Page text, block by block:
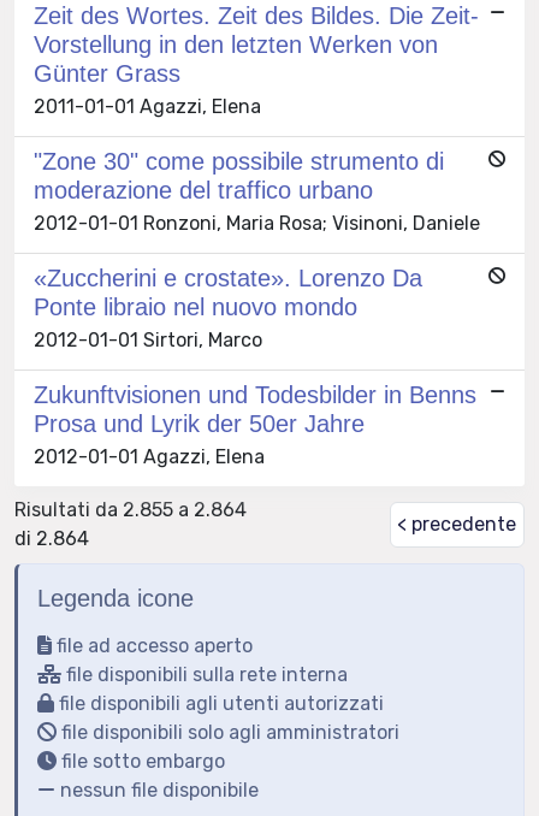
Zeit des Wortes. Zeit des Bildes. Die Zeit-
Vorstellung in den letzten Werken von
Günter Grass
2011-01-01 Agazzi, Elena
"Zone 30" come possibile strumento di
moderazione del traffico urbano
2012-01-01 Ronzoni, Maria Rosa; Visinoni, Daniele
«Zuccherini e crostate». Lorenzo Da
Ponte libraio nel nuovo mondo
2012-01-01 Sirtori, Marco
Zukunftvisionen und Todesbilder in Benns
Prosa und Lyrik der 50er Jahre
2012-01-01 Agazzi, Elena
Risultati da 2.855 a 2.864
di 2.864
< precedente
Legenda icone
file ad accesso aperto
file disponibili sulla rete interna
file disponibili agli utenti autorizzati
file disponibili solo agli amministratori
file sotto embargo
nessun file disponibile